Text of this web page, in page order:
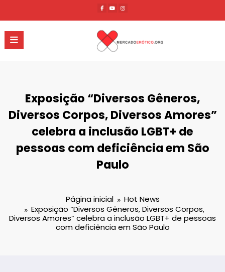
o
conteúdo
Exposição “Diversos Gêneros,
Diversos Corpos, Diversos Amores”
celebra a inclusão LGBT+ de
pessoas com deficiência em São
Paulo
Página inicial
Hot News
Exposição “Diversos Gêneros, Diversos Corpos,
Diversos Amores” celebra a inclusão LGBT+ de pessoas
com deficiência em São Paulo